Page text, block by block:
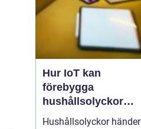
Hur IoT kan
förebygga
hushållsolyckor
innan de inträffar
Hushållsolyckor händer